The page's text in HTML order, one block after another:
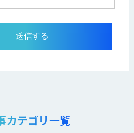
カテゴリ一覧